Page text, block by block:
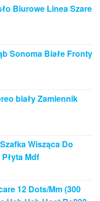
Biurowe Linea Szare
Sonoma Białe Fronty
biały Zamiennik
Wisząca Do
Mdf
12 Dots/Mm (300